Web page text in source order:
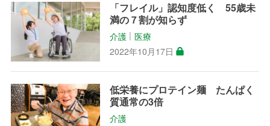
「フレイル」認知度低く 55歳未
満の７割が知らず
介護 │医療
2022年10月17日
低栄養にプロテイン麺 たんぱく
質通常の3倍
介護